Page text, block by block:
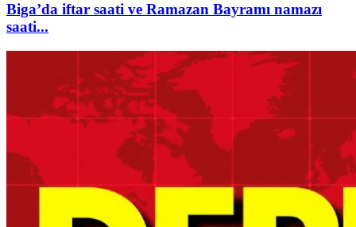
Biga’da iftar saati ve Ramazan Bayramı namazı
saati...